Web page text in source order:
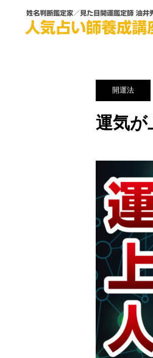
ブログ
開運法
運気が